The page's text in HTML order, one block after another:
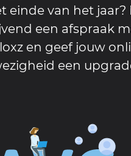
einde van het jaar?
een afspraak
en geef jouw
een